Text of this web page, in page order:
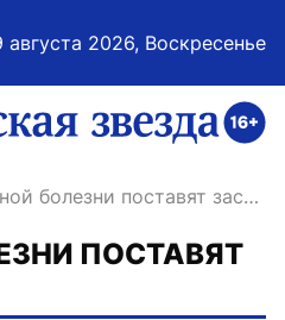
августа 2026, Воскресенье
на главную
болезни поставят заслон
ПОСТАВЯТ